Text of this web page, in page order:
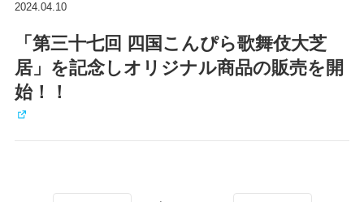
2024.04.10
「第三十七回 四国こんぴら歌舞伎大芝
居」を記念しオリジナル商品の販売を開
始！！